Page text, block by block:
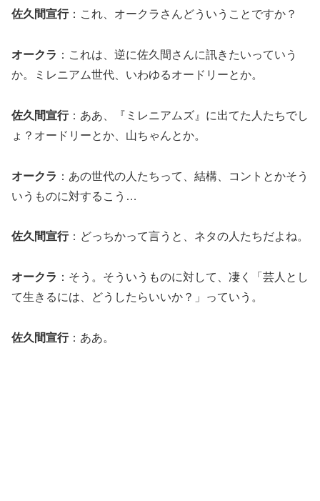
佐久間宣行：これ、オークラさんどういうことですか？
オークラ ：これは、逆に佐久間さんに訊きたいっていう
か。ミレニアム世代、いわゆるオードリーとか。
佐久間宣行：ああ、『ミレニアムズ』に出てた人たちでし
ょ？オードリーとか、山ちゃんとか。
オークラ ：あの世代の人たちって、結構、コントとかそう
いうものに対するこう…
佐久間宣行：どっちかって言うと、ネタの人たちだよね。
オークラ ：そう。そういうものに対して、凄く「芸人とし
て生きるには、どうしたらいいか？」っていう。
佐久間宣行：ああ。